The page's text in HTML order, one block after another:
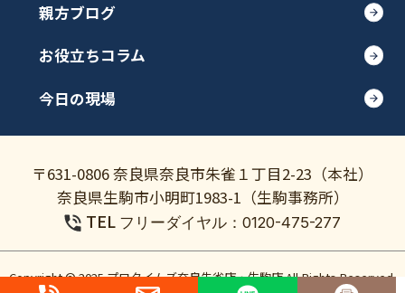
親方ブログ
お役立ちコラム
今日の現場
〒631-0806 奈良県奈良市朱雀１丁目2-23（本社）
奈良県生駒市小明町1983-1（生駒事務所）
TEL フリーダイヤル：0120-475-277
Copyright © 2025 プロタイムズ奈良朱雀店・生駒店 All Rights Reserved.